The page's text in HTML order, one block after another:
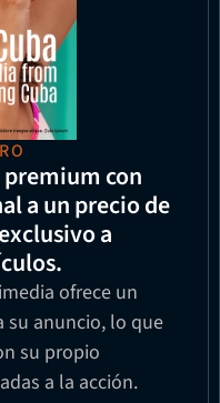
con
a un precio de
a
ofrece un
su anuncio, lo que
su propio
a la acción.